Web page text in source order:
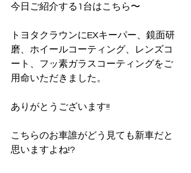
今日ご紹介する1台はこちら〜
トヨタクラウンにEXキーパー、鏡面研
磨、ホイールコーティング、レンズコ
ート、フッ素ガラスコーティングをご
用命いただきました。
ありがとうございます!!
こちらのお車誰がどう見ても新車だと
思いますよね!?